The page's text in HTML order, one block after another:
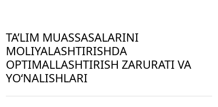
TA’LIM MUASSASALARINI
MOLIYALASHTIRISHDA
OPTIMALLASHTIRISH ZARURATI VA
YO‘NALISHLARI